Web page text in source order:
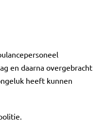
en daarna overgebracht
heeft kunnen